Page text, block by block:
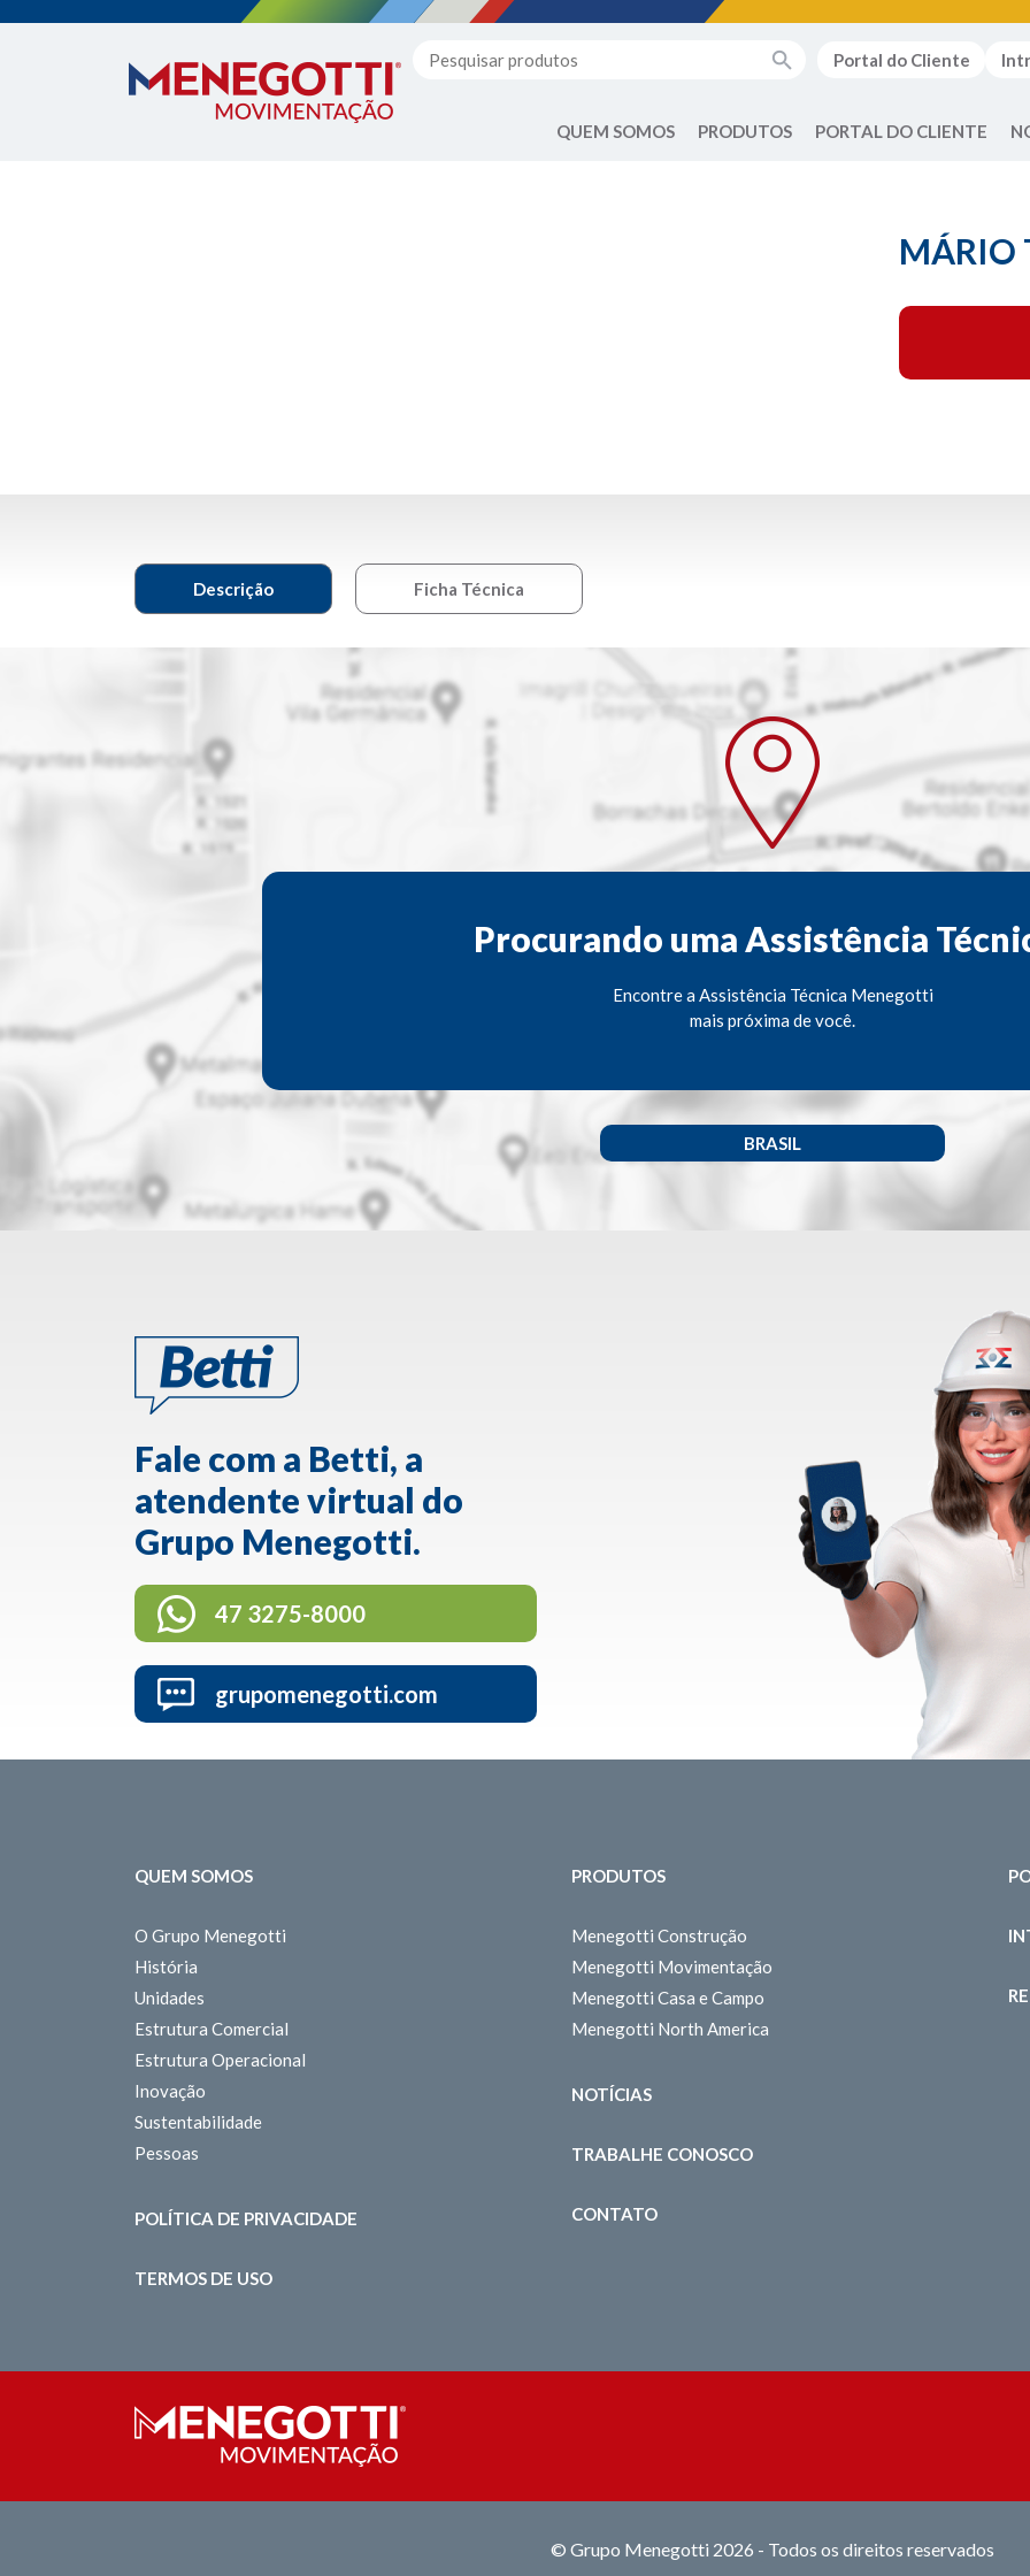
Portal do Cliente
QUEM SOMOS PRODUTOS PORTAL DO CLIENTE
MÁRIO
Descrição Ficha Técnica
Procurando uma Assistência
Encontre a Assistência Técnica Menegotti
mais próxima de você.
BRASIL
Fale com a Betti, a
atendente virtual do
Grupo Menegotti.
47 3275-8000
grupomenegotti.com
QUEM SOMOS
O Grupo Menegotti
História
Unidades
Estrutura Comercial
Estrutura Operacional
Inovação
Sustentabilidade
Pessoas
POLÍTICA DE PRIVACIDADE
TERMOS DE USO
PRODUTOS
Menegotti Construção
Menegotti Movimentação
Menegotti Casa e Campo
Menegotti North America
NOTÍCIAS
TRABALHE CONOSCO
CONTATO
© Grupo Menegotti 2026 - Todos os direitos reservados